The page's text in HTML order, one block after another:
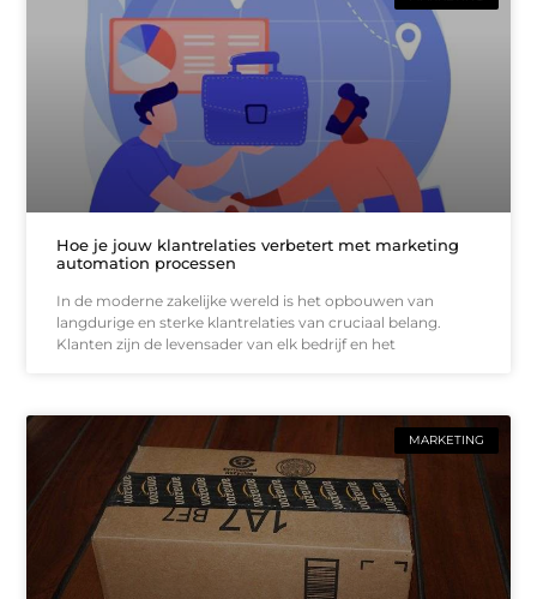
Hoe je jouw klantrelaties verbetert met marketing
automation processen
In de moderne zakelijke wereld is het opbouwen van
langdurige en sterke klantrelaties van cruciaal belang.
Klanten zijn de levensader van elk bedrijf en het
MARKETING